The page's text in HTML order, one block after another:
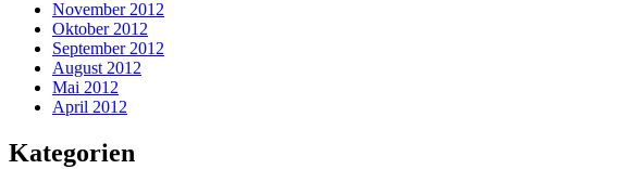
November 2012
Oktober 2012
September 2012
August 2012
Mai 2012
April 2012
Kategorien